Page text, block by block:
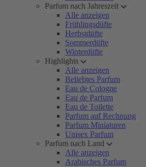
Parfum nach Jahreszeit
Alle anzeigen
Frühlingsdüfte
Herbstdüfte
Sommerdüfte
Winterdüfte
Highlights
Alle anzeigen
Beliebtes Parfum
Eau de Cologne
Eau de Parfum
Eau de Toilette
Parfum auf Rechnung
Parfum Miniaturen
Unisex Parfum
Parfum nach Land
Alle anzeigen
Arabisches Parfum